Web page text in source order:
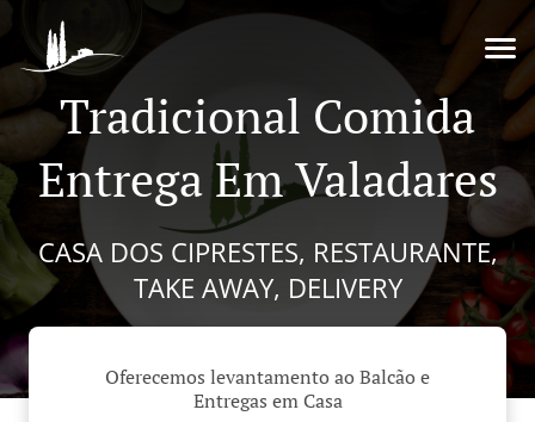
Tradicional Comida
Entrega Em Valadares
CASA DOS CIPRESTES, RESTAURANTE,
TAKE AWAY, DELIVERY
Oferecemos levantamento ao Balcão e
Entregas em Casa